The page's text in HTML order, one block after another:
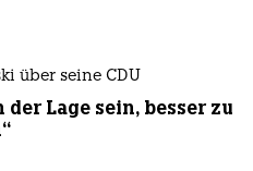
über seine CDU
der Lage sein, besser zu